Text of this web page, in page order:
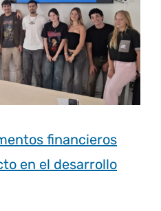
financieros
en el desarrollo